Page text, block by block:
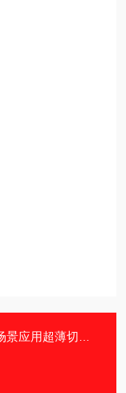
薄切片解决方案